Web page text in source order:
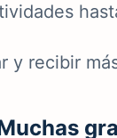
y recibir